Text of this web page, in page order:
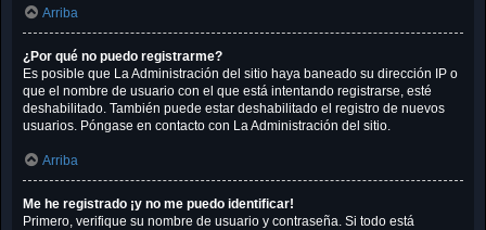
Arriba
¿Por qué no puedo registrarme?
Es posible que La Administración del sitio haya baneado su dirección IP o
que el nombre de usuario con el que está intentando registrarse, esté
deshabilitado. También puede estar deshabilitado el registro de nuevos
usuarios. Póngase en contacto con La Administración del sitio.
Arriba
Me he registrado ¡y no me puedo identificar!
Primero, verifique su nombre de usuario y contraseña. Si todo está